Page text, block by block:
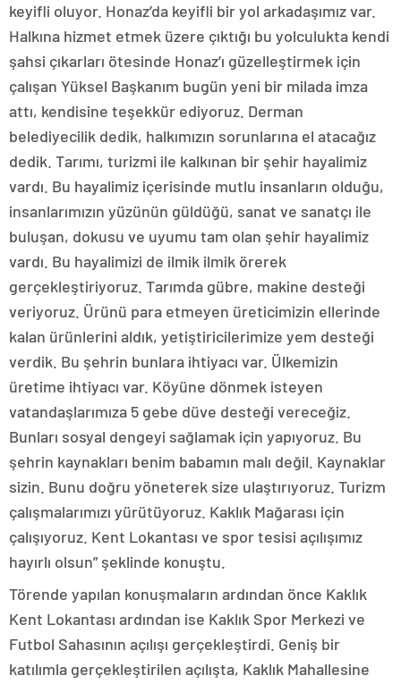
keyifli oluyor. Honaz’da keyifli bir yol arkadaşımız var.
Halkına hizmet etmek üzere çıktığı bu yolculukta kendi
şahsi çıkarları ötesinde Honaz’ı güzelleştirmek için
çalışan Yüksel Başkanım bugün yeni bir milada imza
attı, kendisine teşekkür ediyoruz. Derman
belediyecilik dedik, halkımızın sorunlarına el atacağız
dedik. Tarımı, turizmi ile kalkınan bir şehir hayalimiz
vardı. Bu hayalimiz içerisinde mutlu insanların olduğu,
insanlarımızın yüzünün güldüğü, sanat ve sanatçı ile
buluşan, dokusu ve uyumu tam olan şehir hayalimiz
vardı. Bu hayalimizi de ilmik ilmik örerek
gerçekleştiriyoruz. Tarımda gübre, makine desteği
veriyoruz. Ürünü para etmeyen üreticimizin ellerinde
kalan ürünlerini aldık, yetiştiricilerimize yem desteği
verdik. Bu şehrin bunlara ihtiyacı var. Ülkemizin
üretime ihtiyacı var. Köyüne dönmek isteyen
vatandaşlarımıza 5 gebe düve desteği vereceğiz.
Bunları sosyal dengeyi sağlamak için yapıyoruz. Bu
şehrin kaynakları benim babamın malı değil. Kaynaklar
sizin. Bunu doğru yöneterek size ulaştırıyoruz. Turizm
çalışmalarımızı yürütüyoruz. Kaklık Mağarası için
çalışıyoruz. Kent Lokantası ve spor tesisi açılışımız
hayırlı olsun” şeklinde konuştu.
Törende yapılan konuşmaların ardından önce Kaklık
Kent Lokantası ardından ise Kaklık Spor Merkezi ve
Futbol Sahasının açılışı gerçekleştirdi. Geniş bir
katılımla gerçekleştirilen açılışta, Kaklık Mahallesine